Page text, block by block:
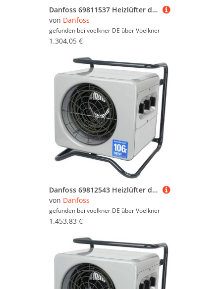
Danfoss 69811537 Heizlüfter devitemp 106 T Grau
von Danfoss
gefunden bei voelkner DE überVoelkner
1.304,05 €
Danfoss 69812543 Heizlüfter devitemp 109 T Grau
von Danfoss
gefunden bei voelkner DE überVoelkner
1.453,83 €